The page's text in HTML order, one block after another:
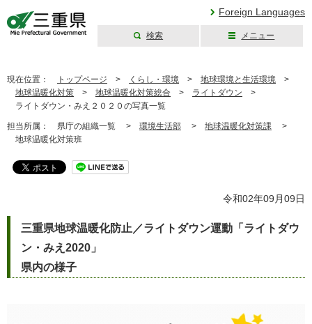
Foreign Languages
検索 メニュー
現在位置： トップページ > くらし・環境 > 地球環境と生活環境 >
地球温暖化対策 > 地球温暖化対策総合 > ライトダウン >
ライトダウン・みえ２０２０の写真一覧
担当所属： 県庁の組織一覧 > 環境生活部 > 地球温暖化対策課 >
地球温暖化対策班
令和02年09月09日
三重県地球温暖化防止／ライトダウン運動「ライトダウ
ン・みえ2020」
県内の様子